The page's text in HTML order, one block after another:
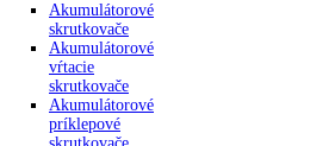
Akumulátorové
skrutkovače
Akumulátorové
vŕtacie
skrutkovače
Akumulátorové
príklepové